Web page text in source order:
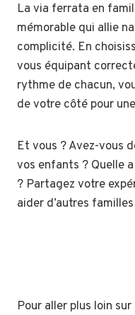
La via ferrata en
mémorable qui allie
complicité. En
vous équipant
rythme de chacun,
de votre côté pour
Et vous ? Avez-vous
vos enfants ? Quelle
? Partagez votre
aider d’autres
Pour aller plus loin